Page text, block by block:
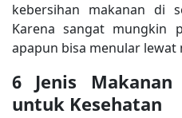
kebersihan makanan di
Karena sangat mungkin
apapun bisa menular lewat
6 Jenis
untuk Kesehatan